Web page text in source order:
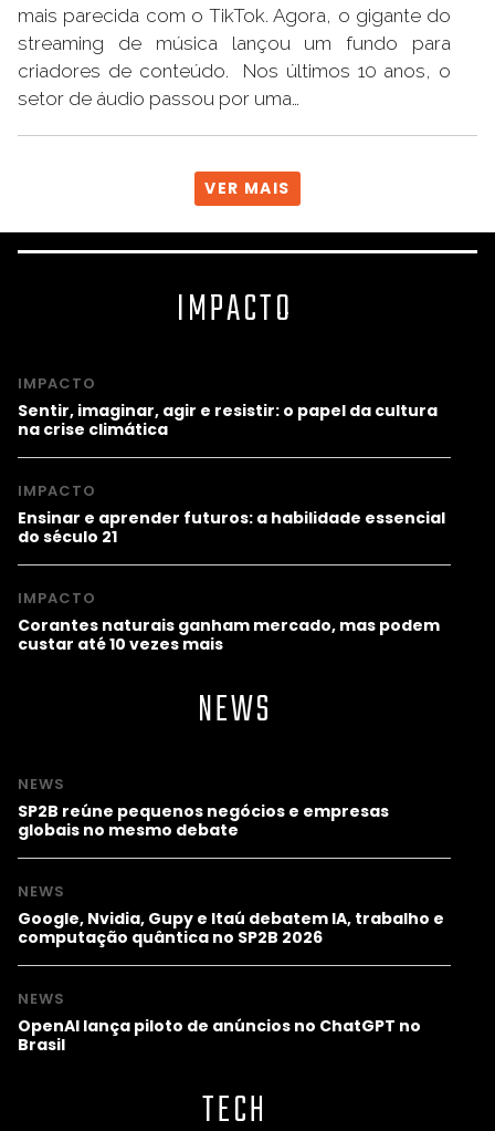
mais parecida com o TikTok. Agora, o gigante do
streaming de música lançou um fundo para
criadores de conteúdo. Nos últimos 10 anos, o
setor de áudio passou por uma…
VER MAIS
IMPACTO
IMPACTO
Sentir, imaginar, agir e resistir: o papel da cultura
na crise climática
IMPACTO
Ensinar e aprender futuros: a habilidade essencial
do século 21
IMPACTO
Corantes naturais ganham mercado, mas podem
custar até 10 vezes mais
NEWS
NEWS
SP2B reúne pequenos negócios e empresas
globais no mesmo debate
NEWS
Google, Nvidia, Gupy e Itaú debatem IA, trabalho e
computação quântica no SP2B 2026
NEWS
OpenAI lança piloto de anúncios no ChatGPT no
Brasil
TECH